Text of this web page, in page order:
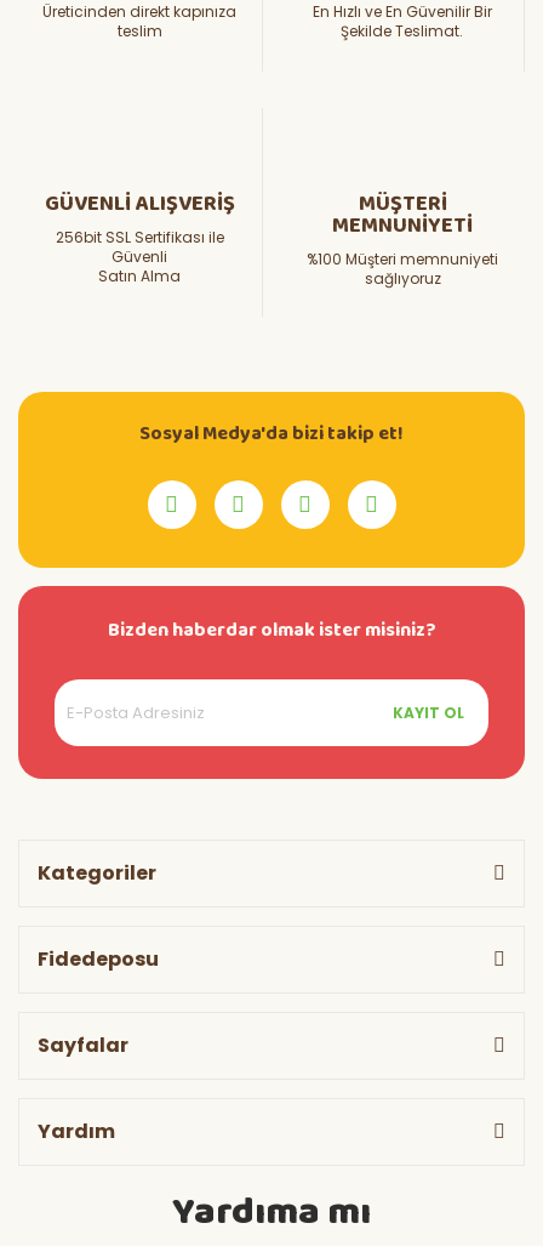
Üreticinden direkt kapınıza
teslim
En Hızlı ve En Güvenilir Bir
Şekilde Teslimat.
GÜVENLİ ALIŞVERİŞ
256bit SSL Sertifikası ile
Güvenli
Satın Alma
MÜŞTERİ
MEMNUNİYETİ
%100 Müşteri memnuniyeti
sağlıyoruz
Sosyal Medya'da bizi takip et!
Bizden haberdar olmak ister misiniz?
KAYIT OL
Kategoriler
Fidedeposu
Sayfalar
Yardım
Yardıma mı